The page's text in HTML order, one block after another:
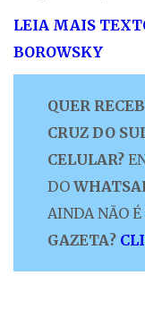
LEIA MAIS
BOROWSKY
QUER
CRUZ DO
CELULAR?
DO
AINDA NÃO É
GAZETA?